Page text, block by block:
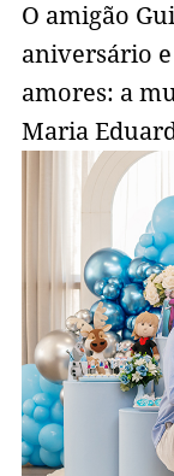
O amigão
aniversário
amores: a
Maria